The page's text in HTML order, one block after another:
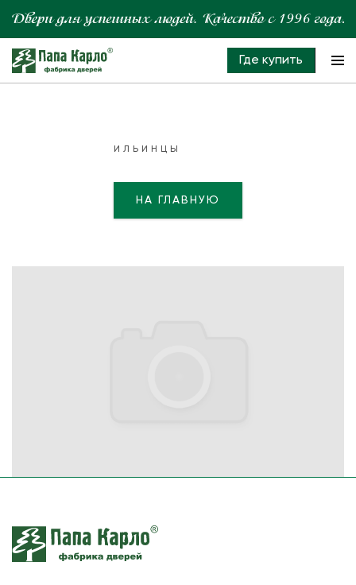
Где купить
ИЛЬИНЦЫ
НА ГЛАВНУЮ